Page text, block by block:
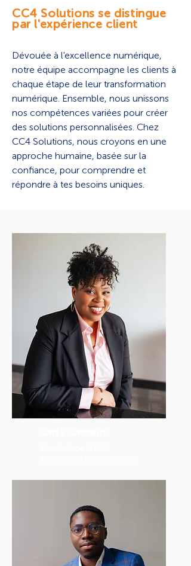
CC4 Solutions se distingue
par l'expérience client
Dévouée à l'excellence numérique,
notre équipe accompagne les clients à
chaque étape de leur transformation
numérique. Ensemble, nous unissons
nos compétences variées pour créer
des solutions personnalisées. Chez
CC4 Solutions, nous croyons en une
approche humaine, basée sur la
confiance, pour comprendre et
répondre à tes besoins uniques.